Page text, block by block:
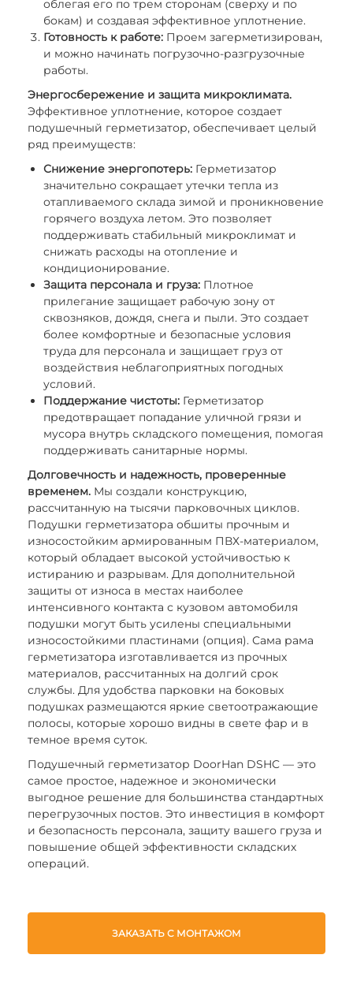
облегая его по трем сторонам (сверху и по
бокам) и создавая эффективное уплотнение.
Готовность к работе: Проем загерметизирован,
и можно начинать погрузочно-разгрузочные
работы.
Энергосбережение и защита микроклимата.
Эффективное уплотнение, которое создает
подушечный герметизатор, обеспечивает целый
ряд преимуществ:
Снижение энергопотерь: Герметизатор
значительно сокращает утечки тепла из
отапливаемого склада зимой и проникновение
горячего воздуха летом. Это позволяет
поддерживать стабильный микроклимат и
снижать расходы на отопление и
кондиционирование.
Защита персонала и груза: Плотное
прилегание защищает рабочую зону от
сквозняков, дождя, снега и пыли. Это создает
более комфортные и безопасные условия
труда для персонала и защищает груз от
воздействия неблагоприятных погодных
условий.
Поддержание чистоты: Герметизатор
предотвращает попадание уличной грязи и
мусора внутрь складского помещения, помогая
поддерживать санитарные нормы.
Долговечность и надежность, проверенные
временем. Мы создали конструкцию,
рассчитанную на тысячи парковочных циклов.
Подушки герметизатора обшиты прочным и
износостойким армированным ПВХ-материалом,
который обладает высокой устойчивостью к
истиранию и разрывам. Для дополнительной
защиты от износа в местах наиболее
интенсивного контакта с кузовом автомобиля
подушки могут быть усилены специальными
износостойкими пластинами (опция). Сама рама
герметизатора изготавливается из прочных
материалов, рассчитанных на долгий срок
службы. Для удобства парковки на боковых
подушках размещаются яркие светоотражающие
полосы, которые хорошо видны в свете фар и в
темное время суток.
Подушечный герметизатор DoorHan DSHC — это
самое простое, надежное и экономически
выгодное решение для большинства стандартных
перегрузочных постов. Это инвестиция в комфорт
и безопасность персонала, защиту вашего груза и
повышение общей эффективности складских
операций.
ЗАКАЗАТЬ С МОНТАЖОМ